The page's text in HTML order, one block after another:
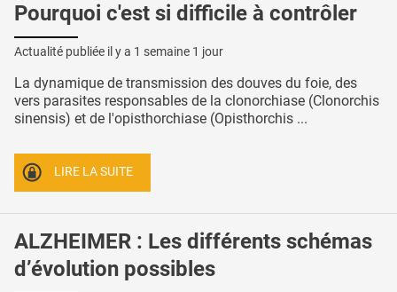
Pourquoi c'est si difficile à contrôler
Actualité publiée il y a 1 semaine 1 jour
La dynamique de transmission des douves du foie, des
vers parasites responsables de la clonorchiase (Clonorchis
sinensis) et de l'opisthorchiase (Opisthorchis ...
LIRE LA SUITE
ALZHEIMER : Les différents schémas
d’évolution possibles